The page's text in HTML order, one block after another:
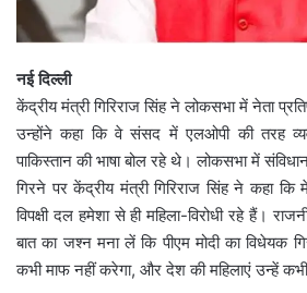
नई दिल्ली
केंद्रीय मंत्री गिरिराज सिंह ने लोकसभा में नेता
उन्होंने कहा कि वे संसद में एलओपी की तरह
पाकिस्तान की भाषा बोल रहे थे। लोकसभा में
गिरने पर केंद्रीय मंत्री गिरिराज सिंह ने कहा
विपक्षी दल हमेशा से ही महिला-विरोधी रहे हैं।
बात का जश्न मना लें कि पीएम मोदी का विधेयक
कभी माफ नहीं करेगा, और देश की महिलाएं उन्हें